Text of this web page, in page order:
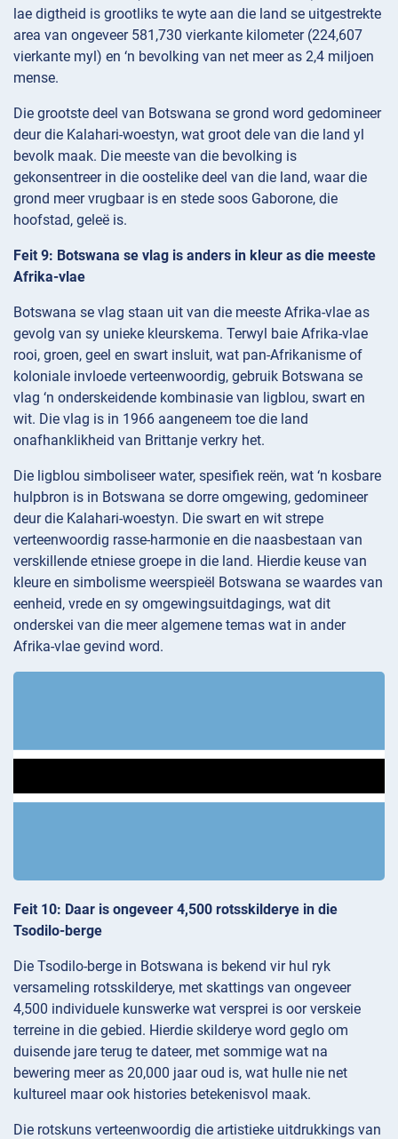
lae digtheid is grootliks te wyte aan die land se uitgestrekte
area van ongeveer 581,730 vierkante kilometer (224,607
vierkante myl) en ‘n bevolking van net meer as 2,4 miljoen
mense.
Die grootste deel van Botswana se grond word gedomineer
deur die Kalahari-woestyn, wat groot dele van die land yl
bevolk maak. Die meeste van die bevolking is
gekonsentreer in die oostelike deel van die land, waar die
grond meer vrugbaar is en stede soos Gaborone, die
hoofstad, geleë is.
Feit 9: Botswana se vlag is anders in kleur as die meeste
Afrika-vlae
Botswana se vlag staan uit van die meeste Afrika-vlae as
gevolg van sy unieke kleurskema. Terwyl baie Afrika-vlae
rooi, groen, geel en swart insluit, wat pan-Afrikanisme of
koloniale invloede verteenwoordig, gebruik Botswana se
vlag ‘n onderskeidende kombinasie van ligblou, swart en
wit. Die vlag is in 1966 aangeneem toe die land
onafhanklikheid van Brittanje verkry het.
Die ligblou simboliseer water, spesifiek reën, wat ‘n kosbare
hulpbron is in Botswana se dorre omgewing, gedomineer
deur die Kalahari-woestyn. Die swart en wit strepe
verteenwoordig rasse-harmonie en die naasbestaan van
verskillende etniese groepe in die land. Hierdie keuse van
kleure en simbolisme weerspieël Botswana se waardes van
eenheid, vrede en sy omgewingsuitdagings, wat dit
onderskei van die meer algemene temas wat in ander
Afrika-vlae gevind word.
Feit 10: Daar is ongeveer 4,500 rotsskilderye in die
Tsodilo-berge
Die Tsodilo-berge in Botswana is bekend vir hul ryk
versameling rotsskilderye, met skattings van ongeveer
4,500 individuele kunswerke wat versprei is oor verskeie
terreine in die gebied. Hierdie skilderye word geglo om
duisende jare terug te dateer, met sommige wat na
bewering meer as 20,000 jaar oud is, wat hulle nie net
kultureel maar ook histories betekenisvol maak.
Die rotskuns verteenwoordig die artistieke uitdrukkings van